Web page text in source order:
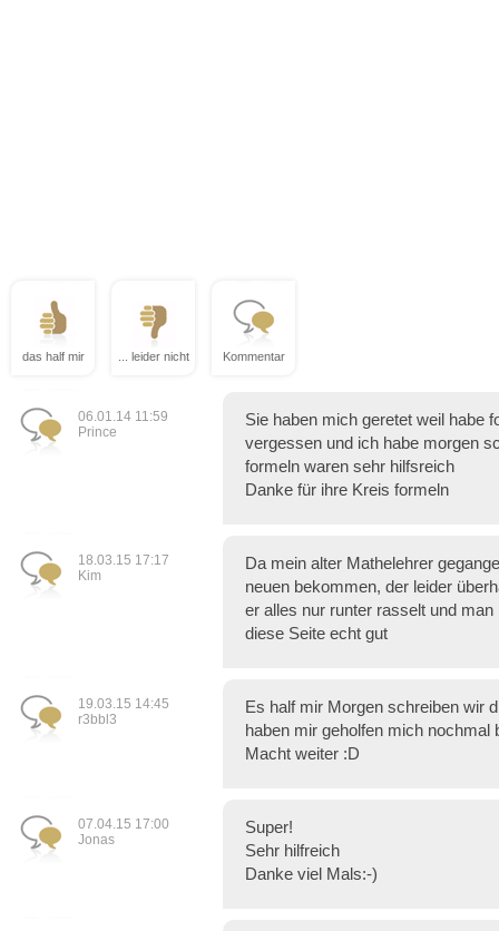
das half mir ... leider nicht Kommentar
06.01.14 11:59
Prince
Sie haben mich geretet weil habe
vergessen und ich habe morgen
formeln waren sehr hilfsreich
Danke für ihre Kreis formeln
18.03.15 17:17
Kim
Da mein alter Mathelehrer
neuen bekommen, der leider
er alles nur runter rasselt und
diese Seite echt gut
19.03.15 14:45
r3bbl3
Es half mir Morgen schreiben wir
haben mir geholfen mich nochmal
Macht weiter :D
07.04.15 17:00
Jonas
Super!
Sehr hilfreich
Danke viel Mals:-)